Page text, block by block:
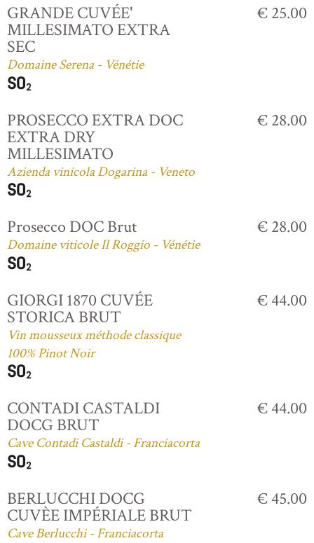
GRANDE CUVÉE'
MILLESIMATO EXTRA
SEC
Domaine Serena - Vénétie
€ 25.00
PROSECCO EXTRA DOC
EXTRA DRY
MILLESIMATO
Azienda vinicola Dogarina - Veneto
€ 28.00
Prosecco DOC Brut
Domaine viticole Il Roggio - Vénétie
€ 28.00
GIORGI 1870 CUVÉE
STORICA BRUT
Vin mousseux méthode classique
100% Pinot Noir
€ 44.00
CONTADI CASTALDI
DOCG BRUT
Cave Contadi Castaldi - Franciacorta
€ 44.00
BERLUCCHI DOCG
CUVÈE IMPÉRIALE BRUT
Cave Berlucchi - Franciacorta
€ 45.00